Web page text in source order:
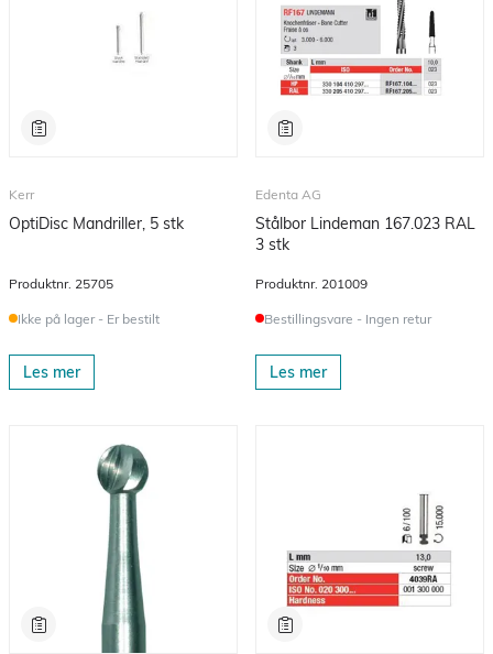
Kerr
OptiDisc Mandriller, 5 stk
Produktnr. 25705
Ikke på lager - Er bestilt
Les mer
Edenta AG
Stålbor Lindeman 167.023 RAL
3 stk
Produktnr. 201009
Bestillingsvare - Ingen retur
Les mer